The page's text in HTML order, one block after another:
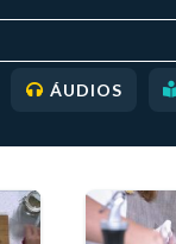
ÁUDIOS